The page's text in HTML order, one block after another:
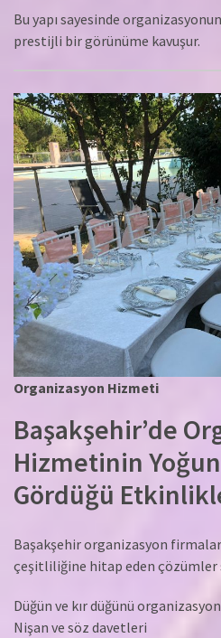
Bu yapı sayesinde
prestijli bir görünüme kavuşur.
Organizasyon Hizmeti
Başakşehir’de
Hizmetinin
Gördüğü
Başakşehir organizasyon
çeşitliliğine hitap eden çözümler
Düğün ve kır düğünü
Nişan ve söz davetleri